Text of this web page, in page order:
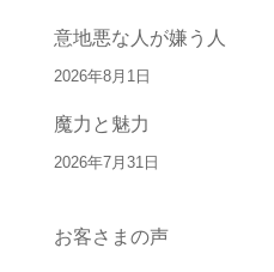
意地悪な人が嫌う人
2026年8月1日
魔力と魅力
2026年7月31日
お客さまの声